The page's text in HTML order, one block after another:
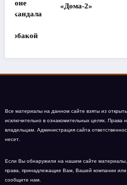
«Дома-2»
несет.
На сайте могут быть опубликованы материалы 18+!